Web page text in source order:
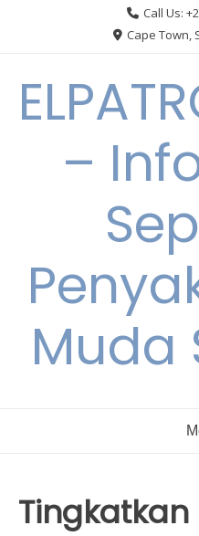
Call Us:
Cape Town,
–
Muda